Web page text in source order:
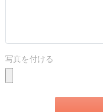
写真を付ける